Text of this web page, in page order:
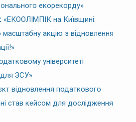
екорекорду»
«ЕКООЛІМПІК на Київщині:
масштабну акцію з відновлення
університеті
ЗСУ»
відновлення податкового
став кейсом для дослідження